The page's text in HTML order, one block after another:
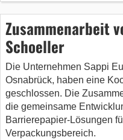
Zusammenarbeit
Schoeller
Die Unternehmen Sappi
Osnabrück, haben eine
geschlossen. Die
die gemeinsame
Barrierepapier-Lösungen
Verpackungsbereich.